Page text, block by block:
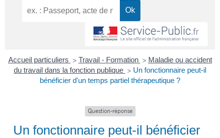
Accueil particuliers > Travail - Formation > Maladie ou accident
du travail dans la fonction publique > Un fonctionnaire peut-il
bénéficier d'un temps partiel thérapeutique ?
Question-réponse
Un fonctionnaire peut-il bénéficier